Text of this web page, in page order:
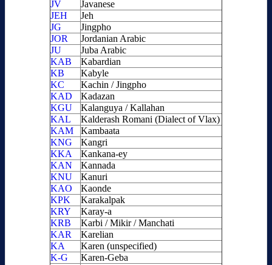
JV
Javanese
JEH
Jeh
JG
Jingpho
JOR
Jordanian Arabic
JU
Juba Arabic
KAB
Kabardian
KB
Kabyle
KC
Kachin / Jingpho
KAD
Kadazan
KGU
Kalanguya / Kallahan
KAL
Kalderash Romani (Dialect of Vlax)
KAM
Kambaata
KNG
Kangri
KKA
Kankana-ey
KAN
Kannada
KNU
Kanuri
KAO
Kaonde
KPK
Karakalpak
KRY
Karay-a
KRB
Karbi / Mikir / Manchati
KAR
Karelian
KA
Karen (unspecified)
K-G
Karen-Geba